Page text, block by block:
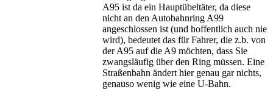
A95 ist da ein Hauptübeltäter, da diese
nicht an den Autobahnring A99
angeschlossen ist (und hoffentlich auch nie
wird), bedeutet das für Fahrer, die z.b. von
der A95 auf die A9 möchten, dass Sie
zwangsläufig über den Ring müssen. Eine
Straßenbahn ändert hier genau gar nichts,
genauso wenig wie eine U-Bahn.